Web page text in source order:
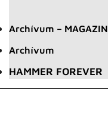
Archívum – MAGAZIN
Archívum
HAMMER FOREVER